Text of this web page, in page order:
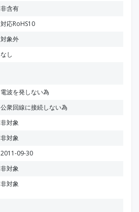
非含有
対応RoHS10
対象外
なし
電波を発しない為
公衆回線に接続しない為
非対象
非対象
2011-09-30
非対象
非対象